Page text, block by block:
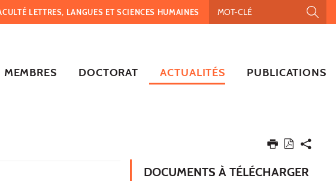
LETTRES, LANGUES ET SCIENCES HUMAINES
MEMBRES DOCTORAT ACTUALITÉS PUBLICATIONS
DOCUMENTS À TÉLÉCHARGER